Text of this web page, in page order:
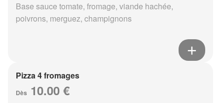
Base sauce tomate, fromage, viande hachée,
poivrons, merguez, champignons
Pizza 4 fromages
Dès 10.00 €